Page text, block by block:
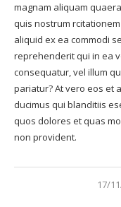
magnam aliquam
quis nostrum
aliquid ex ea commodi
reprehenderit qui in ea
consequatur, vel illum
pariatur? At vero eos et
ducimus qui blanditiis
quos dolores et quas
non provident.
17/